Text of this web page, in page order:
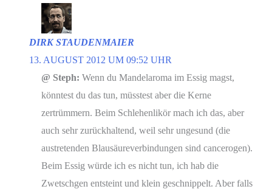
DIRK STAUDENMAIER
13. AUGUST 2012 UM 09:52 UHR
@ Steph: Wenn du Mandelaroma im Essig magst,
könntest du das tun, müsstest aber die Kerne
zertrümmern. Beim Schlehenlikör mach ich das, aber
auch sehr zurückhaltend, weil sehr ungesund (die
austretenden Blausäureverbindungen sind cancerogen).
Beim Essig würde ich es nicht tun, ich hab die
Zwetschgen entsteint und klein geschnippelt. Aber falls